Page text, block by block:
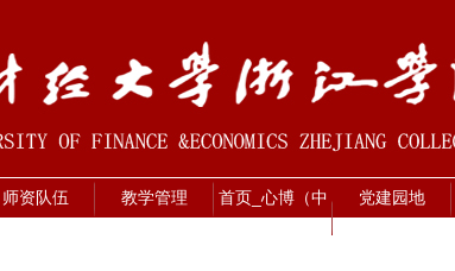
师资队伍 教学管理 首页_心博（中 党建园地